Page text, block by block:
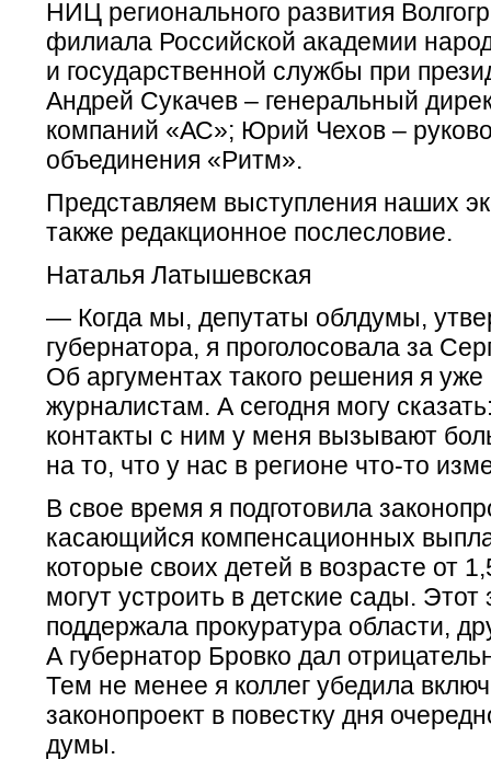
НИЦ регионального развития
филиала Российской академии
и государственной службы при
Андрей Сукачев – генеральный
компаний «АС»; Юрий Чехов –
объединения «Ритм».
Представляем выступления наших
также редакционное послесловие.
Наталья Латышевская
— Когда мы, депутаты облдумы,
губернатора, я проголосовала за
Об аргументах такого решения я
журналистам. А сегодня могу
контакты с ним у меня вызывают
на то, что у нас в регионе что-то
В свое время я подготовила
касающийся компенсационных
которые своих детей в возрасте от
могут устроить в детские сады. Этот
поддержала прокуратура области,
А губернатор Бровко дал
Тем не менее я коллег убедила
законопроект в повестку дня
думы.